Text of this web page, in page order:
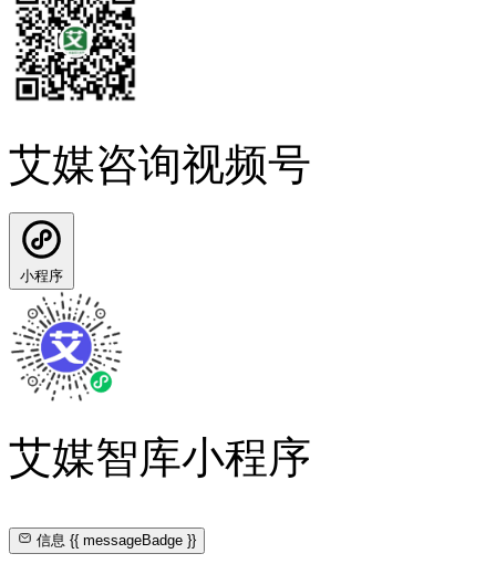
艾媒咨询视频号
小程序
艾媒智库小程序
信息{{ messageBadge }}